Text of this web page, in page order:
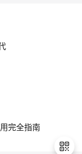
完全指南